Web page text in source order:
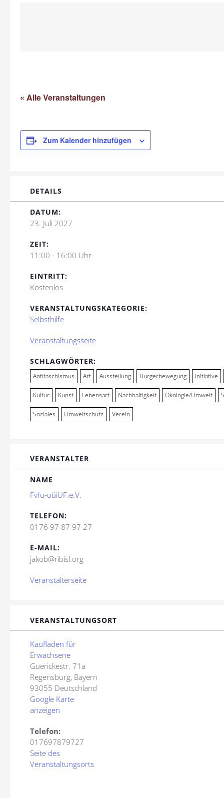
« Alle Veranstaltungen
Zum Kalender hinzufügen
DETAILS
DATUM:
23. Juli 2027
ZEIT:
11:00 - 16:00 Uhr
EINTRITT:
Kostenlos
VERANSTALTUNGSKATEGORIE:
Selbsthilfe
Veranstaltungsseite
SCHLAGWÖRTER:
Antifaschismus Art Ausstellung Bürgerbewegung Initiative
Kultur Kunst Lebensart Nachhaltigkeit Ökologie/Umwelt
Soziales Umweltschutz Verein
VERANSTALTER
NAME
Fvfu-uüiUF.e.V.
TELEFON:
0176 97 87 97 27
E-MAIL:
jakob@ribisl.org
Veranstalterseite
VERANSTALTUNGSORT
Kaufladen für
Erwachsene
Guerickestr. 71a
Regensburg, Bayern
93055 Deutschland
Google Karte
anzeigen
Telefon:
017697879727
Seite des
Veranstaltungsorts